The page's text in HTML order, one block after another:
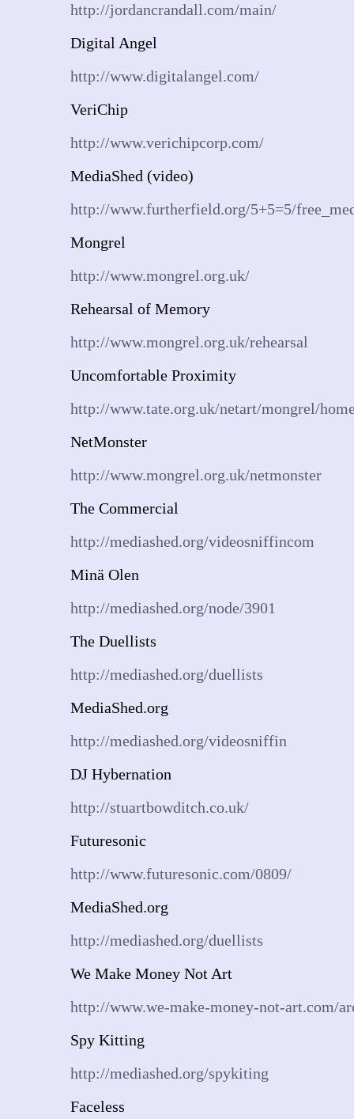
http://jordancrandall.com/main/
Digital Angel
http://www.digitalangel.com/
VeriChip
http://www.verichipcorp.com/
MediaShed (video)
http://www.furtherfield.org/5+5=5/
Mongrel
http://www.mongrel.org.uk/
Rehearsal of Memory
http://www.mongrel.org.uk/rehearsal
Uncomfortable Proximity
http://www.tate.org.uk/netart/mongrel/
NetMonster
http://www.mongrel.org.uk/netmonster
The Commercial
http://mediashed.org/videosniffincom
Minä Olen
http://mediashed.org/node/3901
The Duellists
http://mediashed.org/duellists
MediaShed.org
http://mediashed.org/videosniffin
DJ Hybernation
http://stuartbowditch.co.uk/
Futuresonic
http://www.futuresonic.com/0809/
MediaShed.org
http://mediashed.org/duellists
We Make Money Not Art
http://www.we-make-money-not-art.com/
Spy Kitting
http://mediashed.org/spykiting
Faceless